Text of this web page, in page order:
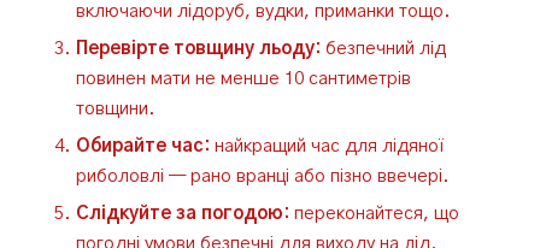
включаючи лідоруб, вудки, приманки тощо.
Перевірте товщину льоду: безпечний лід
повинен мати не менше 10 сантиметрів
товщини.
Обирайте час: найкращий час для лідяної
риболовлі — рано вранці або пізно ввечері.
Слідкуйте за погодою: переконайтеся, що
погодні умови безпечні для виходу на лід.